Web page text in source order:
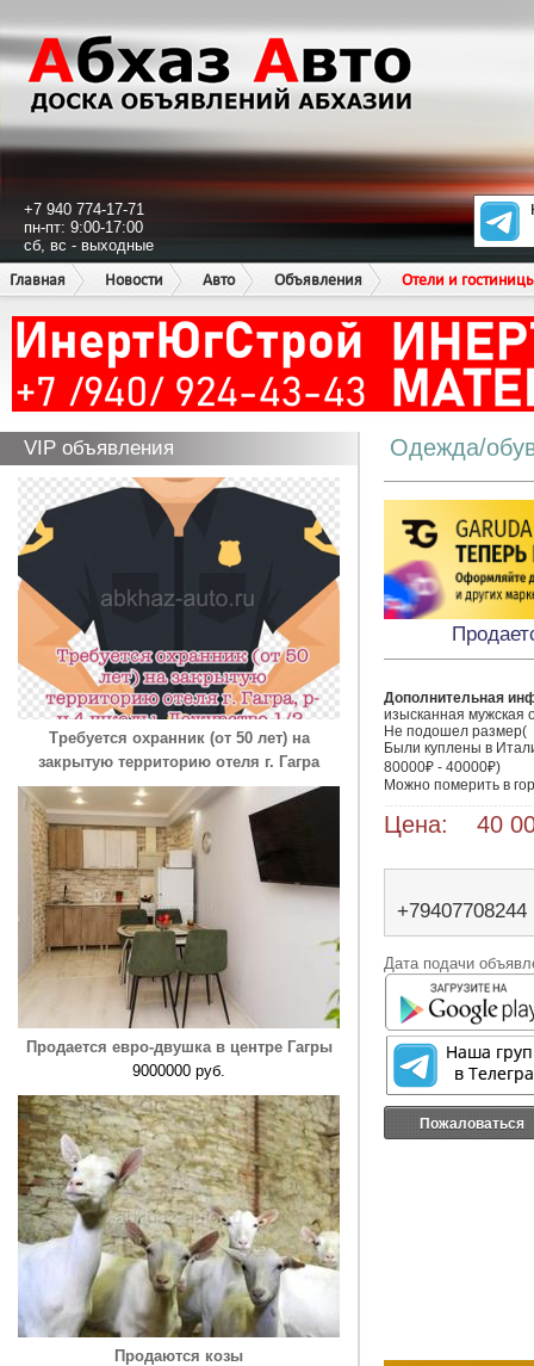
+7 940 774-17-71
пн-пт: 9:00-17:00
сб, вс - выходные
Главная
Новости Авто Объявления Отели и
VIP объявления
Требуется охранник (от 50 лет) на
закрытую территорию отеля г. Гагра
Продается евро-двушка в центре Гагры
9000000 руб.
Продаются козы
Одежда/
Дополнительная
изысканная мужская
Не подошел размер(
Были куплены в
80000₽ - 40000₽)
Можно померить в
Цена: 40
+79407708244
Дата подачи
Пожаловаться